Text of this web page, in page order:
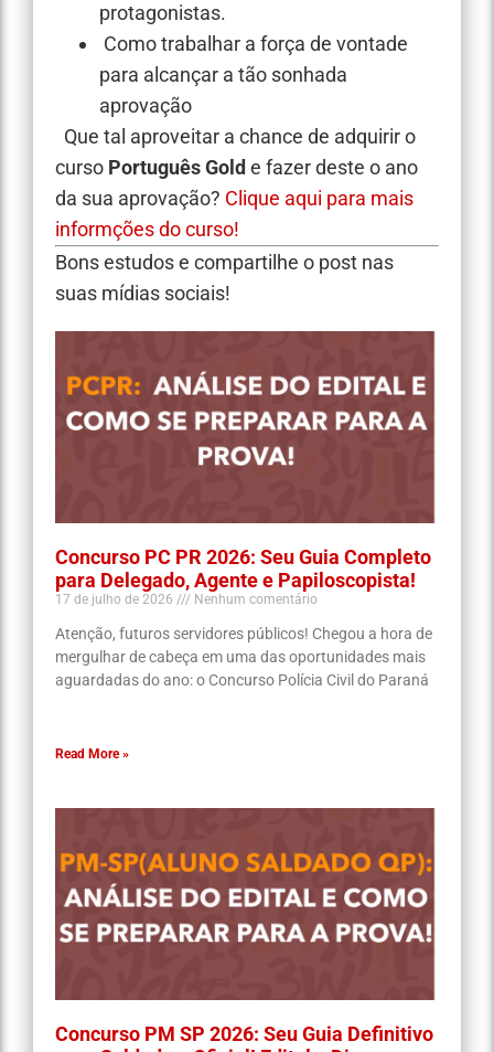
protagonistas.
Como trabalhar a força de vontade
para alcançar a tão sonhada
aprovação
Que tal aproveitar a chance de adquirir o
curso Português Gold e fazer deste o ano
da sua aprovação? Clique aqui para mais
informções do curso!
Bons estudos e compartilhe o post nas
suas mídias sociais!
Concurso PC PR 2026: Seu Guia Completo
para Delegado, Agente e Papiloscopista!
17 de julho de 2026 Nenhum comentário
Atenção, futuros servidores públicos! Chegou a hora de
mergulhar de cabeça em uma das oportunidades mais
aguardadas do ano: o Concurso Polícia Civil do Paraná
Read More »
Concurso PM SP 2026: Seu Guia Definitivo